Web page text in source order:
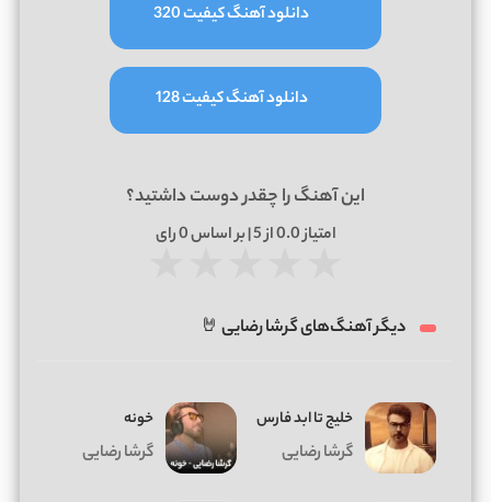
دانلود آهنگ کیفیت 320
دانلود آهنگ کیفیت 128
این آهنگ را چقدر دوست داشتید؟
امتیاز0.0از 5 | بر اساس 0رای
دیگر آهنگ‌های گرشا رضایی 🤘
خلیج تا ابد فارس
گرشا رضایی
خونه
گرشا رضایی